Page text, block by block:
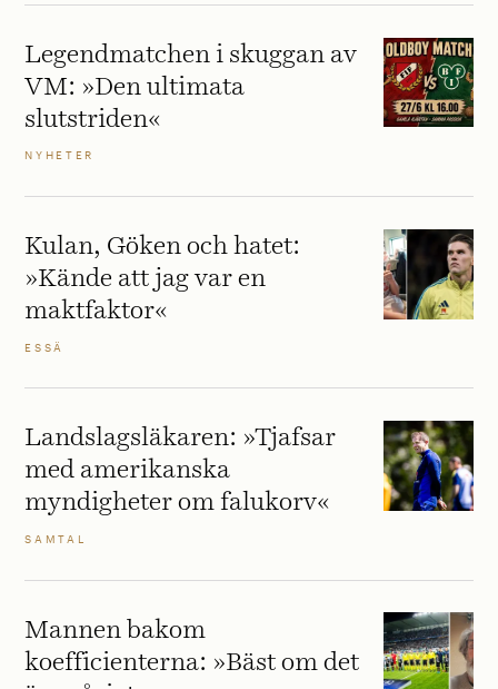
Legendmatchen i skuggan av
VM: »Den ultimata
slutstriden«
NYHETER
Kulan, Göken och hatet:
»Kände att jag var en
maktfaktor«
ESSÄ
Landslagsläkaren: »Tjafsar
med amerikanska
myndigheter om falukorv«
SAMTAL
Mannen bakom
koefficienterna: »Bäst om det